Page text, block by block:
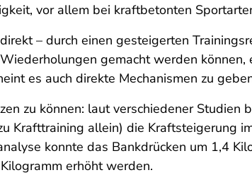
vor allem bei kraftbetonten
– durch einen gesteigerten
gemacht werden
es auch direkte Mechanismen zu
zu können: laut verschiedener
Krafttraining allein) die Kraftsteigerung
konnte das Bankdrücken um 1,4
erhöht werden.